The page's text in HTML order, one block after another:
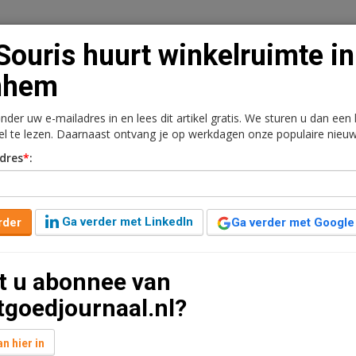
Vacaturebank Contact Abonnementen
in Arnhem
getekend voor winkelruimte van circa 480 m2
van de scooterwinkel in Nederland en
huurt winkelruimte in
uw e-mailadres in en lees dit artikel gratis. We sturen u dan een
te lezen. Daarnaast ontvang je op werkdagen onze populaire
*:
Ga verder met LinkedIn Ga verder met Google
u abonnee van
hier in